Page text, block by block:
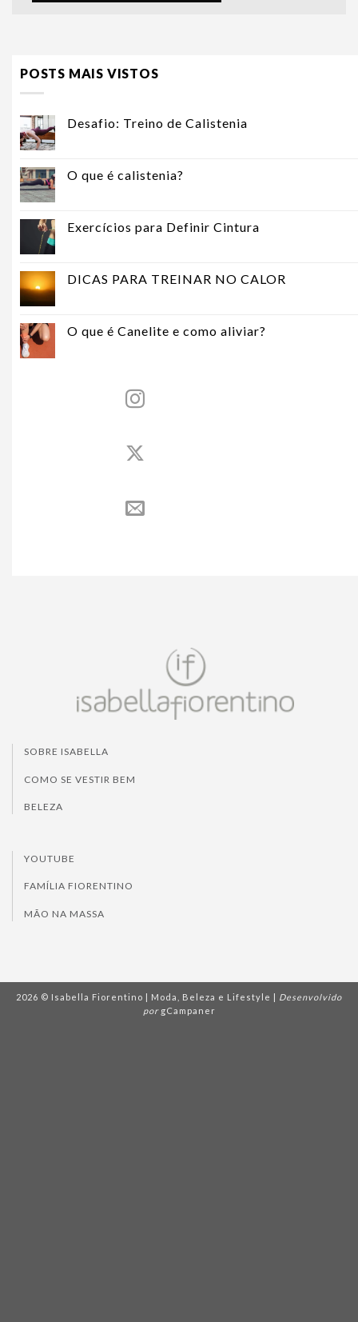
POSTS MAIS VISTOS
Desafio: Treino de Calistenia
O que é calistenia?
Exercícios para Definir Cintura
DICAS PARA TREINAR NO CALOR
O que é Canelite e como aliviar?
SOBRE ISABELLA
COMO SE VESTIR BEM
BELEZA
YOUTUBE
FAMÍLIA FIORENTINO
MÃO NA MASSA
2026 © Isabella Fiorentino | Moda, Beleza e Lifestyle | Desenvolvido
por gCampaner